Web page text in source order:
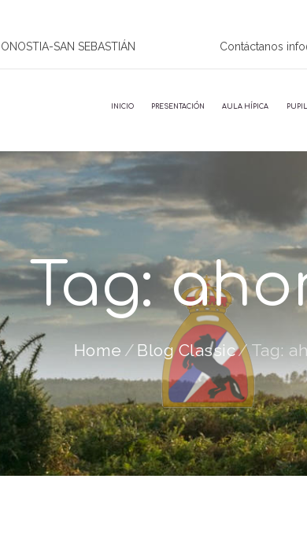
SAN SEBASTIÁN Contáctanos
INICIO PRESENTACIÓN AULA HÍPICA
Tag:
Home Blog Classic Tag: